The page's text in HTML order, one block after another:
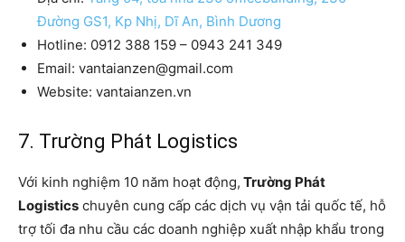
Đường GS1, Kp Nhị, Dĩ An, Bình Dương
Hotline: 0912 388 159 – 0943 241 349
Email: vantaianzen@gmail.com
Website: vantaianzen.vn
7. Trường Phát Logistics
Với kinh nghiệm 10 năm hoạt động, Trường Phát
Logistics chuyên cung cấp các dịch vụ vận tải quốc tế, hỗ
trợ tối đa nhu cầu các doanh nghiệp xuất nhập khẩu trong